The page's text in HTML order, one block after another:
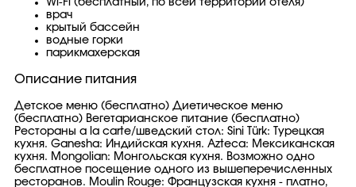
Wi-Fi (бесплатный, по всей территории отеля)
врач
крытый бассейн
водные горки
парикмахерская
Описание питания
Детское меню (бесплатно) Диетическое меню
(бесплатно) Вегетарианское питание (бесплатно)
Рестораны a la carte/шведский стол: Sini Türk: Турецкая
кухня. Ganesha: Индийская кухня. Azteca: Мексиканская
кухня. Mongolian: Монгольская кухня. Возможно одно
бесплатное посещение одного из вышеперечисленных
ресторанов. Moulin Rouge: Французская кухня - платно,